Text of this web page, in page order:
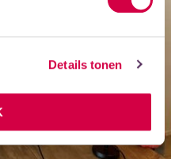
Details tonen